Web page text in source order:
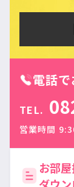
電話
TEL.
営業時間
お部
ダウ